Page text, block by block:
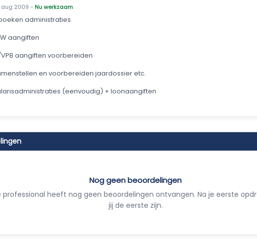
aug 2009 - Nu werkzaam
administraties
aangiften
aangiften voorbereiden
en voorbereiden jaardossier etc.
(eenvoudig) + loonaangiften
Nog geen beoordelingen
professional heeft nog geen beoordelingen ontvangen. Na je eerste
jij de eerste zijn.